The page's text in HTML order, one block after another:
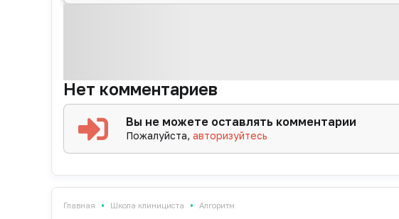
Нет комментариев
Вы не можете оставлять комментарии
Пожалуйста,авторизуйтесь
Главная • Школа клинициста • Алгоритм